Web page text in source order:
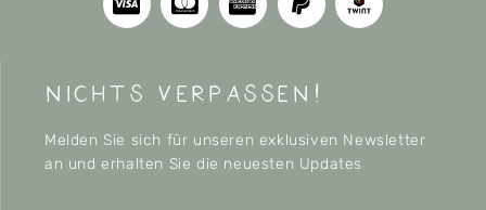
nichts verpassen!
Melden Sie sich für unseren exklusiven Newsletter
an und erhalten Sie die neuesten Updates